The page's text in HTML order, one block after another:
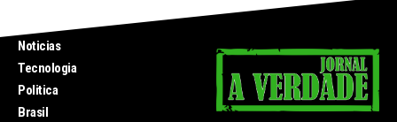
Noticias
Tecnologia
Politica
Brasil